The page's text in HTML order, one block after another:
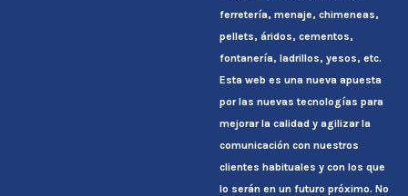
ferretería, menaje, chimeneas,
pellets, áridos, cementos,
fontanería, ladrillos, yesos, etc.
Esta web es una nueva apuesta
por las nuevas tecnologías para
mejorar la calidad y agilizar la
comunicación con nuestros
clientes habituales y con los que
lo serán en un futuro próximo. No